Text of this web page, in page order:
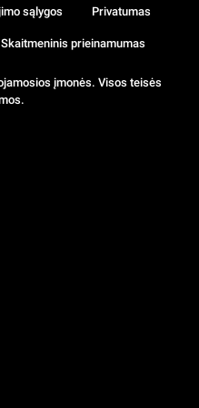
įmonės. Visos teisės
sąlygos Privatumas
Skaitmeninis prieinamumas